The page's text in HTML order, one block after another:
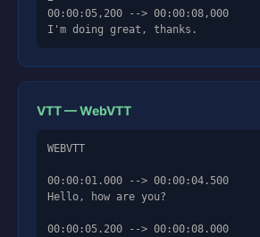
00:00:05,200 --> 00:00:08,000
I'm doing great, thanks.
VTT — WebVTT
WEBVTT
00:00:01.000 --> 00:00:04.500
Hello, how are you?
00:00:05.200 --> 00:00:08.000